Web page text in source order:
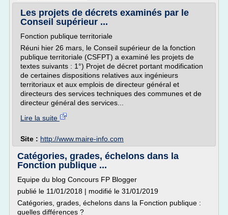
Les projets de décrets examinés par le
Conseil supérieur ...
Fonction publique territoriale
Réuni hier 26 mars, le Conseil supérieur de la fonction
publique territoriale (CSFPT) a examiné les projets de
textes suivants : 1°) Projet de décret portant modification
de certaines dispositions relatives aux ingénieurs
territoriaux et aux emplois de directeur général et
directeurs des services techniques des communes et de
directeur général des services...
Lire la suite
Site : http://www.maire-info.com
Catégories, grades, échelons dans la
Fonction publique ...
Equipe du blog Concours FP Blogger
publié le 11/01/2018 | modifié le 31/01/2019
Catégories, grades, échelons dans la Fonction publique :
quelles différences ?